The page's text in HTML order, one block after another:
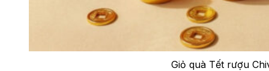
Giỏ quà Tết rượu